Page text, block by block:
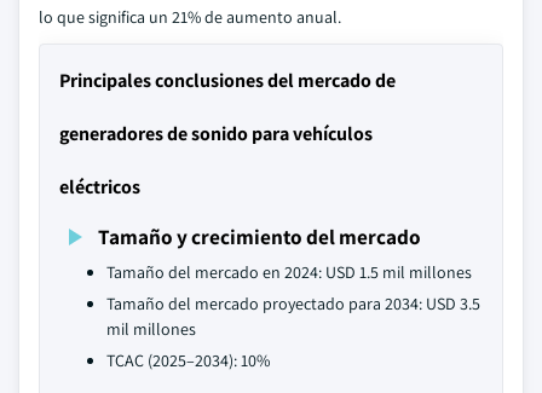
lo que significa un 21% de aumento anual.
Principales conclusiones del mercado de
generadores de sonido para vehículos
eléctricos
Tamaño y crecimiento del mercado
Tamaño del mercado en 2024: USD 1.5 mil millones
Tamaño del mercado proyectado para 2034: USD 3.5
mil millones
TCAC (2025–2034): 10%